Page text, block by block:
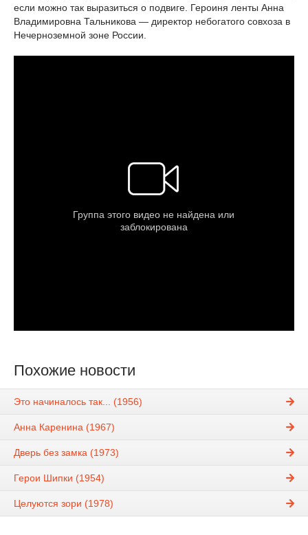
если можно так выразиться о подвиге. Героиня ленты Анна
Владимировна Тальникова — директор небогатого совхоза в
Нечерноземной зоне России.
Похожие новости
Это начиналось так... (1956)
Анна Каренина (1967)
Дверь без замка (1973)
Герои Шипки (1954)
Целуются зори (1978)